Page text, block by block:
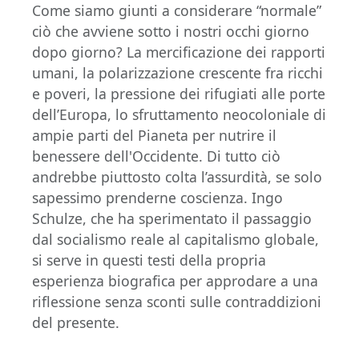
Come siamo giunti a considerare “normale”
ciò che avviene sotto i nostri occhi giorno
dopo giorno? La mercificazione dei rapporti
umani, la polarizzazione crescente fra ricchi
e poveri, la pressione dei rifugiati alle porte
dell’Europa, lo sfruttamento neocoloniale di
ampie parti del Pianeta per nutrire il
benessere dell'Occidente. Di tutto ciò
andrebbe piuttosto colta l’assurdità, se solo
sapessimo prenderne coscienza. Ingo
Schulze, che ha sperimentato il passaggio
dal socialismo reale al capitalismo globale,
si serve in questi testi della propria
esperienza biografica per approdare a una
riflessione senza sconti sulle contraddizioni
del presente.